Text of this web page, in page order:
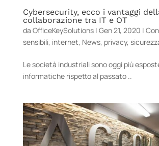
Cybersecurity, ecco i vantaggi
collaborazione tra IT e OT
da OfficeKeySolutions| Gen 21, 2020 |
sensibili, internet, News, privacy,
Le società industriali sono oggi più
informatiche rispetto al passato ..